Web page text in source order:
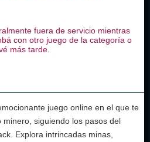
fuera de servicio mientras
con otro juego de la categoría o
más tarde.
juego online en el que te
siguiendo los pasos del
Explora intrincadas minas,